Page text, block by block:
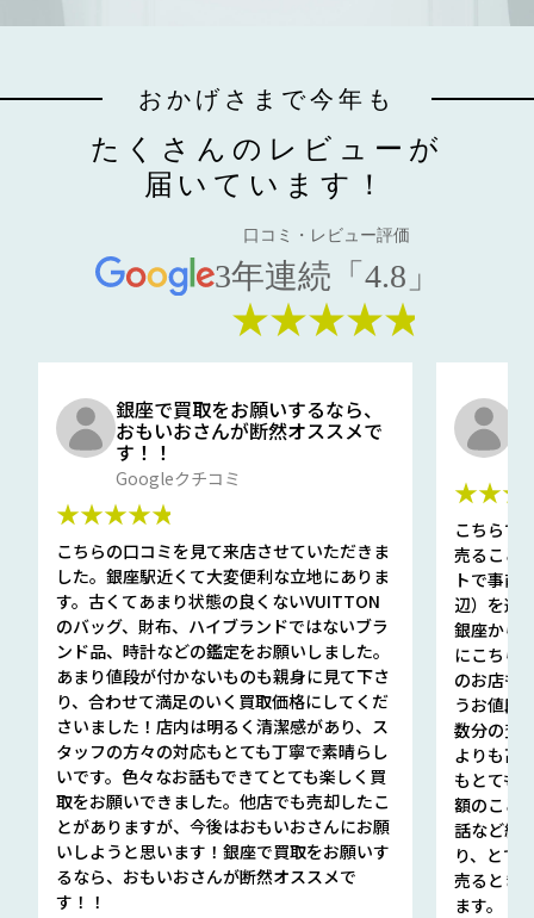
おかげさまで今年も
たくさんのレビューが
届いています！
口コミ・レビュー評価
3年連続「4.8」
★★★★★
銀座で買取をお願いするなら、
おもいおさんが断然オススメで
す！！
Googleクチコミ
★★★★★
こちらの口コミを見て来店させていただきま
した。銀座駅近くて大変便利な立地にありま
す。古くてあまり状態の良くないVUITTON
のバッグ、財布、ハイブランドではないブラ
ンド品、時計などの鑑定をお願いしました。
あまり値段が付かないものも親身に見て下さ
り、合わせて満足のいく買取価格にしてくだ
さいました！店内は明るく清潔感があり、ス
タッフの方々の対応もとても丁寧で素晴らし
いです。色々なお話もできてとても楽しく買
取をお願いできました。他店でも売却したこ
とがありますが、今後はおもいおさんにお願
いしようと思います！銀座で買取をお願いす
るなら、おもいおさんが断然オススメで
す！！
こちらで
売ること
トで事前
辺）を選
銀座から
にこちら
のお店も
うお値段
数分の査
よりも高
もとても
額のこと
話など細
り、とて
売るとき
ます。